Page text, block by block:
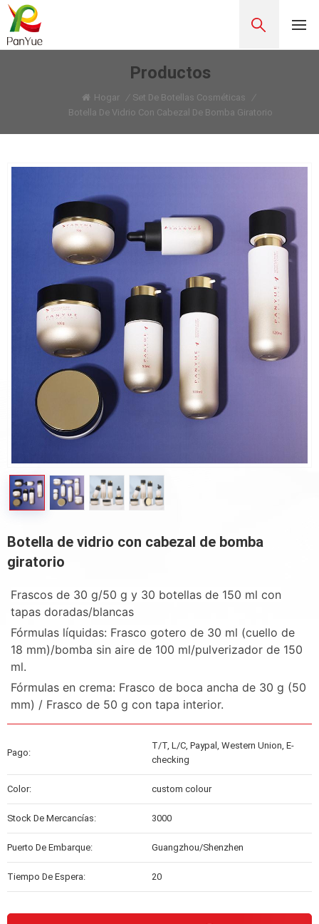
Productos
Hogar / Set De Botellas Cosméticas
/
Botella De Vidrio Con Cabezal De Bomba Giratorio
Botella de vidrio con cabezal de bomba
giratorio
Frascos de 30 g/50 g y 30 botellas de 150 ml con
tapas doradas/blancas
Fórmulas líquidas: Frasco gotero de 30 ml (cuello de
18 mm)/bomba sin aire de 100 ml/pulverizador de 150
ml.
Fórmulas en crema: Frasco de boca ancha de 30 g (50
mm) / Frasco de 50 g con tapa interior.
Pago:
T/T, L/C, Paypal, Western Union, E-
checking
Color: custom colour
Stock De Mercancías: 3000
Puerto De Embarque: Guangzhou/Shenzhen
Tiempo De Espera: 20